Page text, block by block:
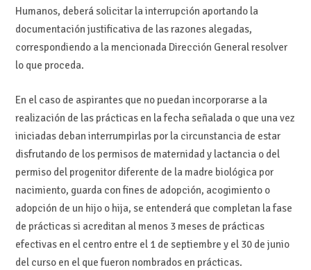
Humanos, deberá solicitar la interrupción aportando la
documentación justificativa de las razones alegadas,
correspondiendo a la mencionada Dirección General resolver
lo que proceda.
En el caso de aspirantes que no puedan incorporarse a la
realización de las prácticas en la fecha señalada o que una vez
iniciadas deban interrumpirlas por la circunstancia de estar
disfrutando de los permisos de maternidad y lactancia o del
permiso del progenitor diferente de la madre biológica por
nacimiento, guarda con fines de adopción, acogimiento o
adopción de un hijo o hija, se entenderá que completan la fase
de prácticas si acreditan al menos 3 meses de prácticas
efectivas en el centro entre el 1 de septiembre y el 30 de junio
del curso en el que fueron nombrados en prácticas.